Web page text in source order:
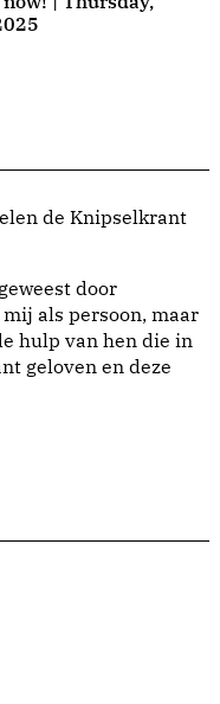
de Knipselkrant
door
als persoon, maar
hulp van hen die in
geloven en deze